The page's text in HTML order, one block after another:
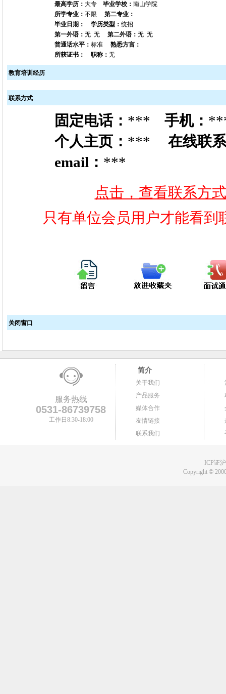
最高学历： 大专 毕业学校： 南山学院
所学专业： 不限 第二专业：
毕业日期：
学历类型： 统招
第一外语： 无 无 第二外语： 无 无
普通话水平： 标准 熟悉方言：
所获证书：
职称： 无
教育培训经历
联系方式
固定电话： *** 手机：
个人主页： *** 在线联
email： ***
点击，查看联系方
只有单位会员用户才能看到
关闭窗口
服务热线
0531-86739758
工作日8:30-18:00
简介
关于我们
产品服务
媒体合作
友情链接
联系我们
ICP证
Copyright©